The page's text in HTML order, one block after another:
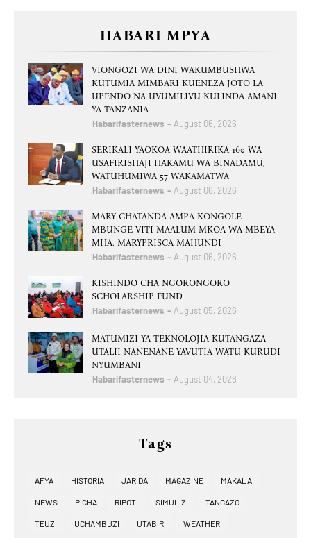
HABARI MPYA
VIONGOZI WA DINI WAKUMBUSHWA
KUTUMIA MIMBARI KUENEZA JOTO LA
UPENDO NA UVUMILIVU KULINDA AMANI
YA TANZANIA
Habarifasternews August 06, 2026
SERIKALI YAOKOA WAATHIRIKA 160 WA
USAFIRISHAJI HARAMU WA BINADAMU,
WATUHUMIWA 57 WAKAMATWA
Habarifasternews August 06, 2026
MARY CHATANDA AMPA KONGOLE
MBUNGE VITI MAALUM MKOA WA MBEYA
MHA. MARYPRISCA MAHUNDI
Habarifasternews August 06, 2026
KISHINDO CHA NGORONGORO
SCHOLARSHIP FUND
Habarifasternews August 05, 2026
MATUMIZI YA TEKNOLOJIA KUTANGAZA
UTALII NANENANE YAVUTIA WATU KURUDI
NYUMBANI
Habarifasternews August 04, 2026
Tags
AFYA HISTORIA JARIDA MAGAZINE MAKALA
NEWS PICHA RIPOTI SIMULIZI TANGAZO
TEUZI UCHAMBUZI UTABIRI WEATHER